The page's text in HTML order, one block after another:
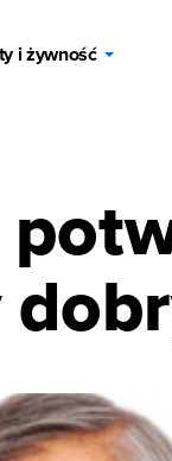
i żywność